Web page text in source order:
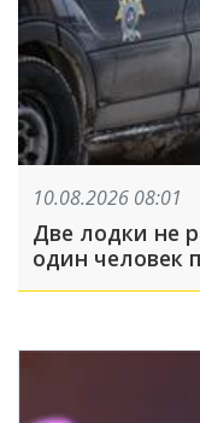
10.08.2026 08:01
Две лодки не
один человек